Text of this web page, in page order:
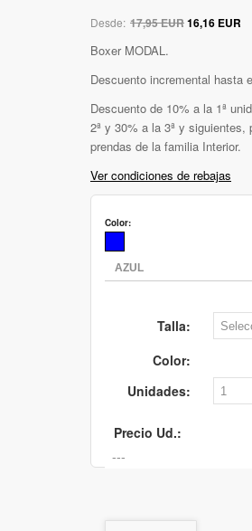
Desde: 17,95 EUR16,16 EUR
Boxer MODAL.
Descuento incremental hasta
Descuento de 10% a la 1ª
2ª y 30% a la 3ª y siguientes,
prendas de la familia Interior.
Ver condiciones de rebajas
Color:
Talla:
Color:
Unidades:
Precio Ud.: